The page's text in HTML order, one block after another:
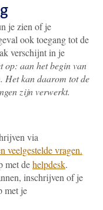
je zien of je
ook toegang tot de
verschijnt in je
op: aan het begin van
Het kan daarom tot de
zijn verwerkt.
via
veelgestelde vragen.
met dehelpdesk.
inschrijven of je
met je